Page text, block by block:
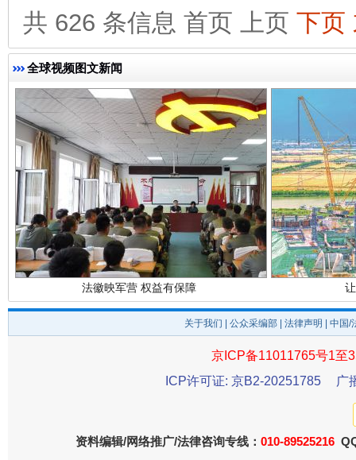
共 626 条信息 首页 上页 下页
全球视频图文新闻
完善运行机制助力责任有效落实
法徽映军营 权益有保障
关于我们 公众采编部 法律声明 | 中国
京ICP备11011765号1至
ICP许可证: 京B2-20251785
广
资料编辑/网络推广/法律咨询专线： 010-89525216